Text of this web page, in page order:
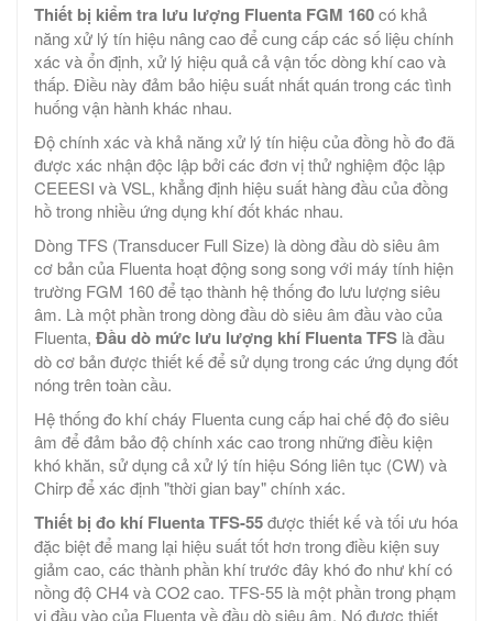
Thiết bị kiểm tra lưu lượng Fluenta FGM 160có khả
năng xử lý tín hiệu nâng cao để cung cấp các số liệu chính
xác và ổn định, xử lý hiệu quả cả vận tốc dòng khí cao và
thấp. Điều này đảm bảo hiệu suất nhất quán trong các tình
huống vận hành khác nhau.
Độ chính xác và khả năng xử lý tín hiệu của đồng hồ đo đã
được xác nhận độc lập bởi các đơn vị thử nghiệm độc lập
CEEESI và VSL, khẳng định hiệu suất hàng đầu của đồng
hồ trong nhiều ứng dụng khí đốt khác nhau.
Dòng TFS (Transducer Full Size) là dòng đầu dò siêu âm
cơ bản của Fluenta hoạt động song song với máy tính hiện
trường FGM 160 để tạo thành hệ thống đo lưu lượng siêu
âm. Là một phần trong dòng đầu dò siêu âm đầu vào của
Fluenta, Đầu dò mức lưu lượng khí Fluenta TFS là đầu
dò cơ bản được thiết kế để sử dụng trong các ứng dụng đốt
nóng trên toàn cầu.
Hệ thống đo khí cháy Fluenta cung cấp hai chế độ đo siêu
âm để đảm bảo độ chính xác cao trong những điều kiện
khó khăn, sử dụng cả xử lý tín hiệu Sóng liên tục (CW) và
Chirp để xác định "thời gian bay" chính xác.
Thiết bị đo khí Fluenta TFS-55được thiết kế và tối ưu hóa
đặc biệt để mang lại hiệu suất tốt hơn trong điều kiện suy
giảm cao, các thành phần khí trước đây khó đo như khí có
nồng độ CH4 và CO2 cao. TFS-55 là một phần trong phạm
vi đầu vào của Fluenta về đầu dò siêu âm. Nó được thiết